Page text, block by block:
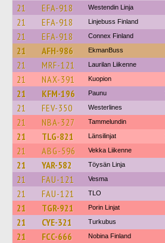
21 EFA-918 Westendin Linja
21 EFA-918 Linjebuss Finland
21 EFA-918 Connex Finland
21 AFH-986 EkmanBuss
21 MRF-121 Laurilan Liikenne
21 NAX-391 Kuopion
21 KFM-196 Paunu
21 FEV-350 Westerlines
21 NBA-327 Tammelundin
21 TLG-821 Länsilinjat
21 ABG-596 Vekka Liikenne
21 YAR-582 Töysän Linja
21 FAU-121 Vesma
21 FAU-121 TLO
21 TGR-921 Porin Linjat
21 CYE-321 Turkubus
21 FCC-666 Nobina Finland